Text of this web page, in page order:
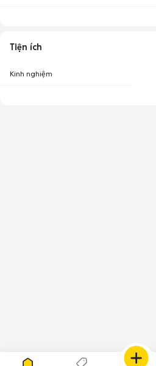
Tiện ích
Kinh nghiệm